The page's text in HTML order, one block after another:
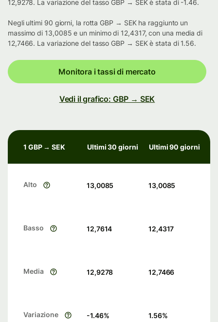
12,9278. La variazione del tasso GBP → SEK è stata di -1.46.
Negli ultimi 90 giorni, la rotta GBP → SEK ha raggiunto un
massimo di 13,0085 e un minimo di 12,4317, con una media di
12,7466. La variazione del tasso GBP → SEK è stata di 1.56.
Monitora i tassi di mercato
Vedi il grafico: GBP → SEK
1 GBP → SEK Ultimi 30 giorni Ultimi 90 giorni
Alto 13,0085 13,0085
Basso 12,7614 12,4317
Media 12,9278 12,7466
Variazione -1.46% 1.56%